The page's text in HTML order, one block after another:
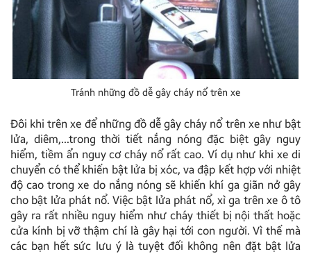
Tránh những đồ dễ gây cháy nổ trên xe
Đôi khi trên xe để những đồ dễ gây cháy nổ trên xe như bật
lửa, diêm,…trong thời tiết nắng nóng đặc biệt gây nguy
hiểm, tiềm ẩn nguy cơ cháy nổ rất cao. Ví dụ như khi xe di
chuyển có thể khiến bật lửa bị xóc, va đập kết hợp với nhiệt
độ cao trong xe do nắng nóng sẽ khiến khí ga giãn nở gây
cho bật lửa phát nổ. Việc bật lửa phát nổ, xì ga trên xe ô tô
gây ra rất nhiều nguy hiểm như cháy thiết bị nội thất hoặc
cửa kính bị vỡ thậm chí là gây hại tới con người. Vì thế mà
các bạn hết sức lưu ý là tuyệt đối không nên đặt bật lửa